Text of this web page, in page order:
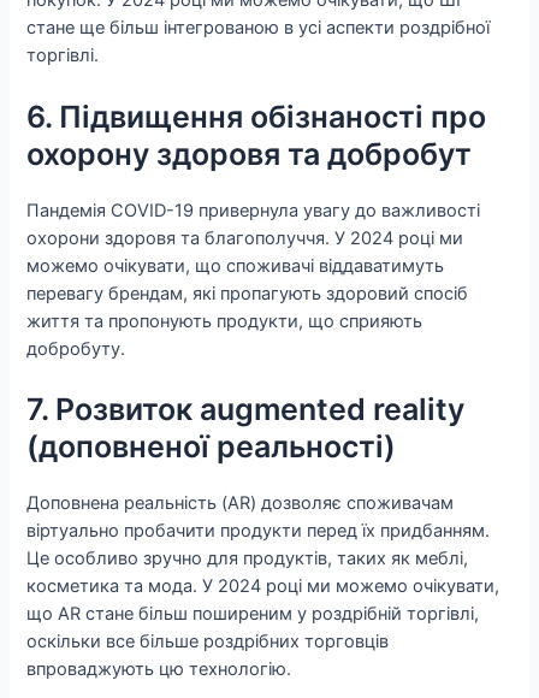
стане ще більш інтегрованою в усі аспекти роздрібної
торгівлі.
6. Підвищення обізнаності про
охорону здоровя та добробут
Пандемія COVID-19 привернула увагу до важливості
охорони здоровя та благополуччя. У 2024 році ми
можемо очікувати, що споживачі віддаватимуть
перевагу брендам, які пропагують здоровий спосіб
життя та пропонують продукти, що сприяють
добробуту.
7. Розвиток augmented reality
(доповненої реальності)
Доповнена реальність (AR) дозволяє споживачам
віртуально пробачити продукти перед їх придбанням.
Це особливо зручно для продуктів, таких як меблі,
косметика та мода. У 2024 році ми можемо очікувати,
що AR стане більш поширеним у роздрібній торгівлі,
оскільки все більше роздрібних торговців
впроваджують цю технологію.